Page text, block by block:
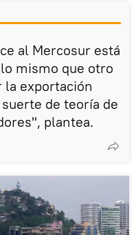
al Mercosur está
mismo que otro
la exportación
de teoría de
plantea.